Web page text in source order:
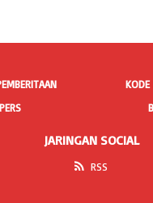
KODE
JARINGAN SOCIAL
RSS